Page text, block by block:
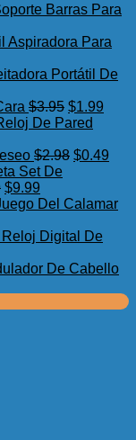
Barras Para
Aspiradora Para
Portátil De
$3.95 El
precio
era:
$1.99
es:
De Pared
$2.98 El
era:
$0.49
es:
Set De
El
precio
era:
$9.99
precio
es:
Del Calamar
Reloj Digital De
De Cabello